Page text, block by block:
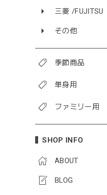
三菱 /FUJITSU
その他
季節商品
単身用
ファミリー用
SHOP INFO
ABOUT
BLOG